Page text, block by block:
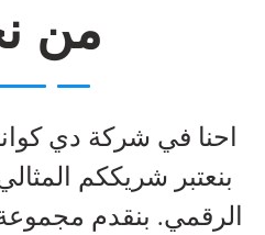
من
احنا في شركة دي
بنعتبر شريككم
الرقمي. بنقدم